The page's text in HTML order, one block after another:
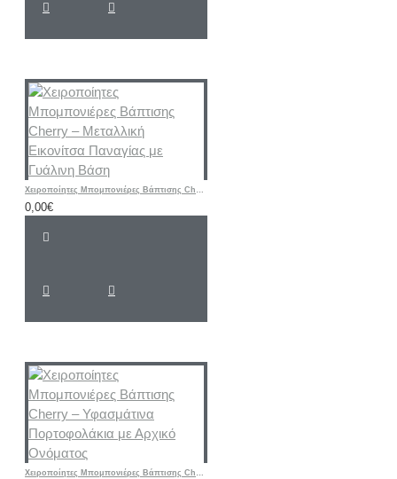
Χειροποίητες Μπομπονιέρες Βάπτισης Cherry – Μεταλλική Εικονίτσα Παναγίας με Γυάλινη Βάση
0,00€
Χειροποίητες Μπομπονιέρες Βάπτισης Cherry – Υφασμάτινα Πορτοφολάκια με Αρχικό Ονόματος